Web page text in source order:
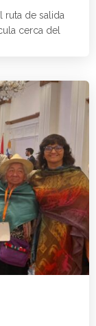
ruta de salida
cerca del